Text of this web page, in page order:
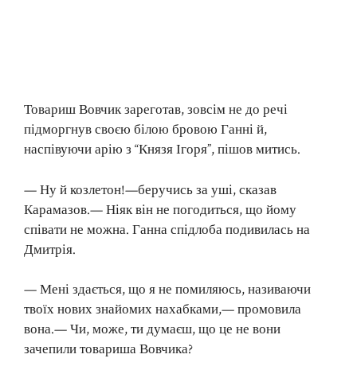
Товариш Вовчик зареготав, зовсім не до речі
підморгнув своєю білою бровою Ганні й,
наспівуючи арію з “Князя Ігоря”, пішов митись.
— Ну й козлетон!—беручись за уші, сказав
Карамазов.— Ніяк він не погодиться, що йому
співати не можна. Ганна спідлоба подивилась на
Дмитрія.
— Мені здається, що я не помиляюсь, називаючи
твоїх нових знайомих нахабками,— промовила
вона.— Чи, може, ти думаєш, що це не вони
зачепили товариша Вовчика?